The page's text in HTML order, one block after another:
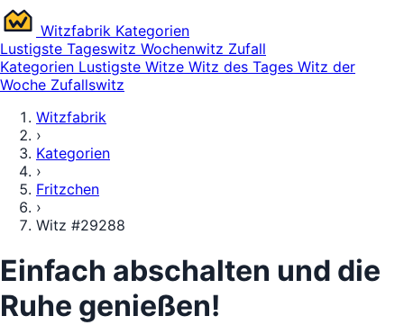
Witzfabrik Kategorien
Lustigste Tageswitz Wochenwitz Zufall
Kategorien Lustigste Witze Witz des Tages Witz der
Woche Zufallswitz
Witzfabrik
›
Kategorien
›
Fritzchen
›
Witz #29288
Einfach abschalten und die
Ruhe genießen!